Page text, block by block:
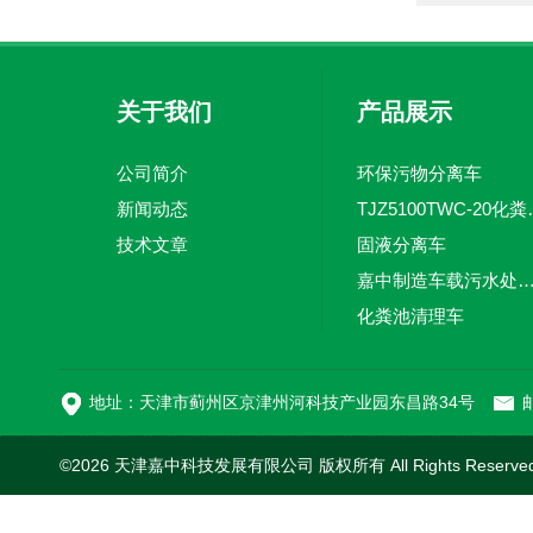
关于我们
公司简介
新闻动态
技术文章
产品展示
环保污物分离车
固液分离车
嘉中制造车载污水处理设备-环
化粪池清理车
地址：天津市蓟州区京津州河科技产业园东昌路34号
©2026 天津嘉中科技发展有限公司 版权所有 All Rights